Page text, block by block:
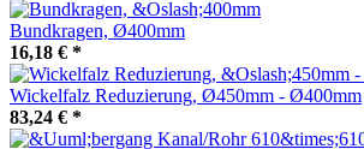
Bundkragen, Ø400mm
16,18 € *
Wickelfalz Reduzierung, Ø450mm - Ø400mm
83,24 € *